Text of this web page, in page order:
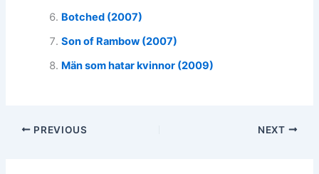
Botched (2007)
Son of Rambow (2007)
Män som hatar kvinnor (2009)
PREVIOUS NEXT